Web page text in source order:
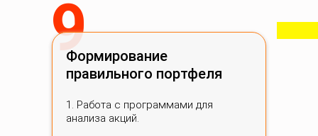
9
Формирование
правильного портфеля
1. Работа с программами для
анализа акций.